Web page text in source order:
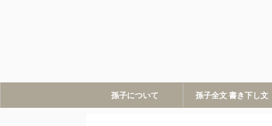
孫子について 孫子全文 書き下し文